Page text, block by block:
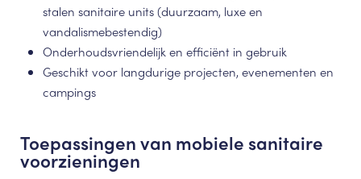
stalen sanitaire units (duurzaam, luxe en
vandalismebestendig)
Onderhoudsvriendelijk en efficiënt in gebruik
Geschikt voor langdurige projecten, evenementen en
campings
Toepassingen van mobiele sanitaire
voorzieningen